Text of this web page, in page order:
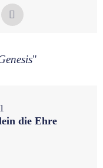
"
die Ehre